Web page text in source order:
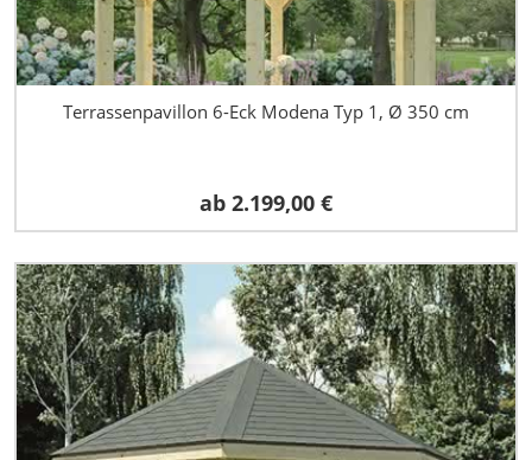
Terrassenpavillon 6-Eck Modena Typ 1, Ø 350 cm
ab 2.199,00 €